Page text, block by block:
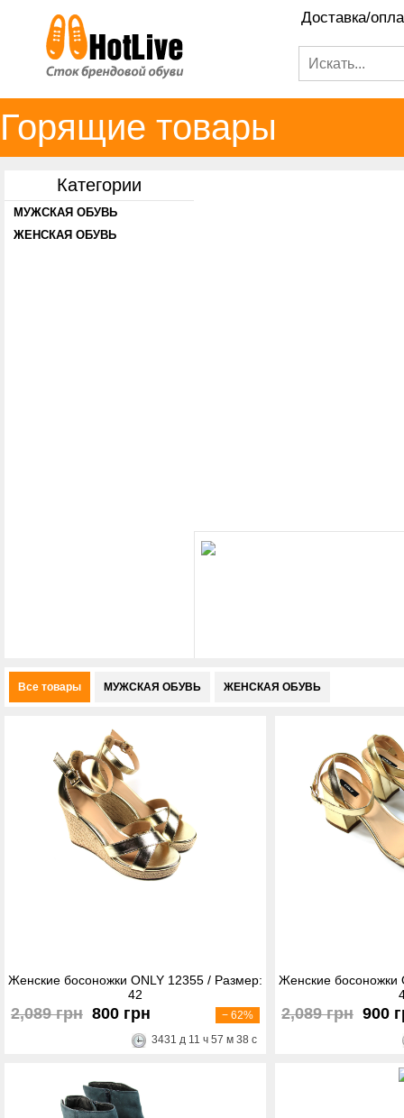
Доставка/
Горящие товары
Категории
МУЖСКАЯ ОБУВЬ
ЖЕНСКАЯ ОБУВЬ
Все товары МУЖСКАЯ ОБУВЬ ЖЕНСКАЯ ОБУВЬ
Женские босоножки ONLY 12355 / Размер:
42
2,089 грн 800 грн
− 62%
3431 д 11 ч 57 м 38 с
Женские босоножки
2,089 грн 900